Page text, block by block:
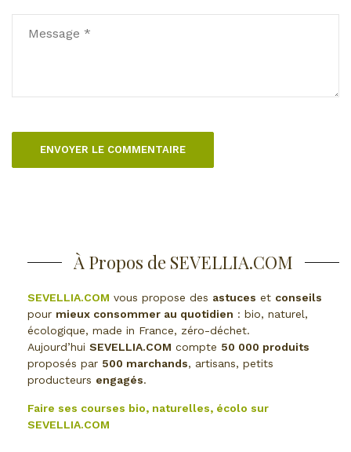
À Propos de SEVELLIA.COM
SEVELLIA.COM vous propose des astuces et conseils
pour mieux consommer au quotidien : bio, naturel,
écologique, made in France, zéro-déchet.
Aujourd’hui SEVELLIA.COM compte 50 000 produits
proposés par 500 marchands, artisans, petits
producteurs engagés.
Faire ses courses bio, naturelles, écolo sur
SEVELLIA.COM